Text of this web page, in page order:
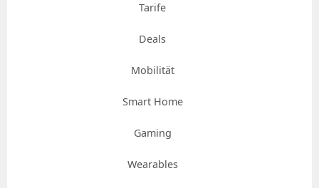
Tarife
Deals
Mobilität
Smart Home
Gaming
Wearables